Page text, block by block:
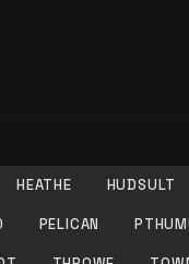
HEATHE HUDSULT
PELICAN